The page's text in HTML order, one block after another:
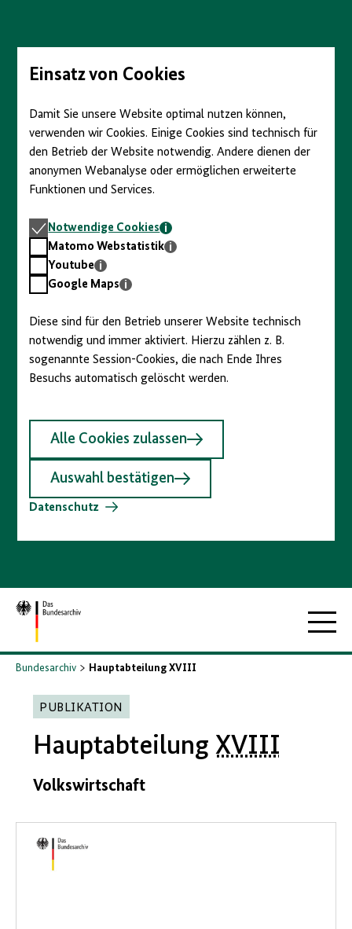
Seiteninhalt
springenEinsatz von Cookies
Damit Sie unsere Website optimal nutzen können,
verwenden wir Cookies. Einige Cookies sind technisch für
den Betrieb der Website notwendig. Andere dienen der
anonymen Webanalyse oder ermöglichen erweiterte
Funktionen und Services.
Notwendige
Cookies
Notwendige Cookies
Matomo
Webstatistik
Matomo Webstatistik
Youtube
Youtube
GoogleGoogle Maps
Diese sind für den Betrieb unserer Website technisch
notwendig und immer aktiviert. Hierzu zählen z. B.
sogenannte Session-Cookies, die nach Ende Ihres
Besuchs automatisch gelöscht werden.
Alle Cookies zulassen
Auswahl bestätigen
Datenschutz
Zur
Startseite
Bundesarchiv Hauptabteilung XVIII
PUBLIKATION
HauptabteilungXVIII
Volkswirtschaft